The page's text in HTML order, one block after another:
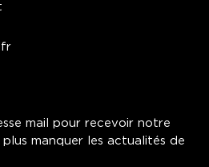
mail pour recevoir notre
manquer les actualités de